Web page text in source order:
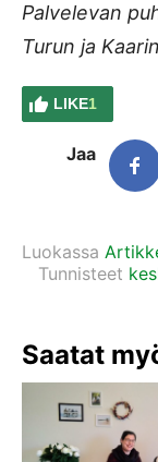
Palvelevan
Turun ja
LIKE1
Jaa
Luokassa
Tunnisteet
Saatat